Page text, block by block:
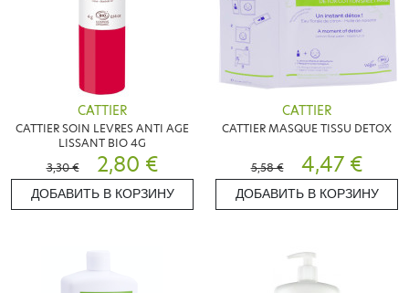
CATTIER
CATTIER SOIN LEVRES ANTI AGE
LISSANT BIO 4G
3,30 €
2,80 €
ДОБАВИТЬ В КОРЗИНУ
CATTIER
CATTIER MASQUE TISSU DETOX
5,58 € 4,47 €
ДОБАВИТЬ В КОРЗИНУ